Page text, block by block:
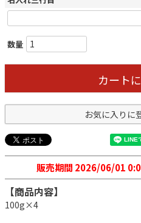
カート
お気に入りに
販売期間 2026/06/01
【商品内容】
100g×4